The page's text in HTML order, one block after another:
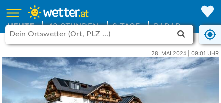
HEUTE 48 STUNDEN 9 TAGE RADAR
28. MAI 2024 | 09:01 UHR